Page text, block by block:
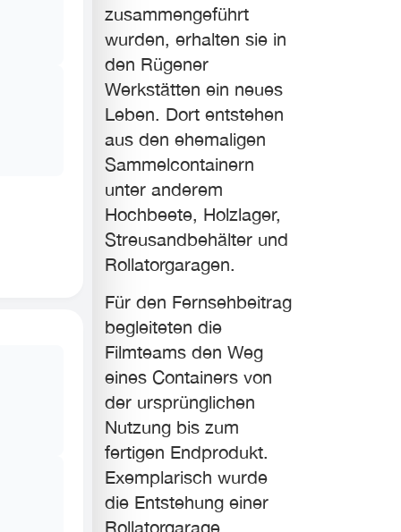
zusammengeführt
wurden, erhalten sie in
den Rügener
Werkstätten ein neues
Leben. Dort entstehen
aus den ehemaligen
Sammelcontainern
unter anderem
Hochbeete, Holzlager,
Streusandbehälter und
Rollatorgaragen.
Für den Fernsehbeitrag
begleiteten die
Filmteams den Weg
eines Containers von
der ursprünglichen
Nutzung bis zum
fertigen Endprodukt.
Exemplarisch wurde
die Entstehung einer
Rollatorgarage